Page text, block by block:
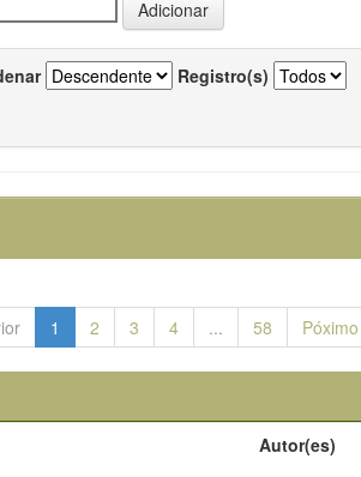
Registro(s)
1 2 3 4 ... 58 Póximo
Autor(es)